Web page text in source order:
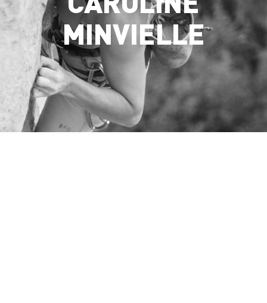
MINVIELLE